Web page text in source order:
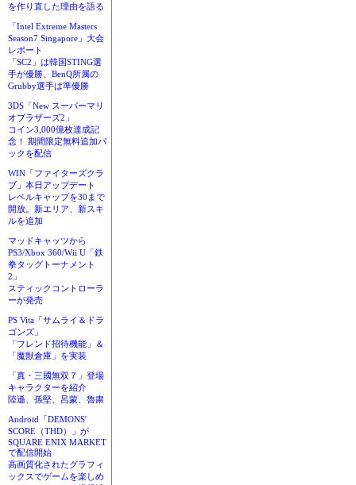
を作り直した理由を語る
「Intel Extreme Masters
Season7 Singapore」大会
レポート
「SC2」は韓国STING選
手が優勝、BenQ所属の
Grubby選手は準優勝
3DS「New スーパーマリ
オブラザーズ2」
コイン3,000億枚達成記
念！ 期間限定無料追加パ
ックを配信
WIN「ファイターズクラ
ブ」本日アップデート
レベルキャップを30まで
開放。新エリア、新スキ
ルを追加
マッドキャッツから
PS3/Xbox 360/Wii U「鉄
拳タッグトーナメント
2」
スティックコントローラ
ーが発売
PS Vita「サムライ＆ドラ
ゴンズ」
「フレンド招待機能」＆
「魔獣倉庫」を実装
「真・三國無双７」登場
キャラクターを紹介
陸遜、孫堅、呂蒙、魯粛
Android「DEMONS'
SCORE（THD）」が
SQUARE ENIX MARKET
で配信開始
高画質化されたグラフィ
ックスでゲームを楽しめ